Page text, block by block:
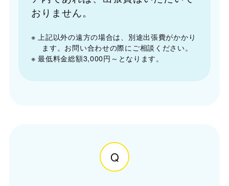
おりません。
※ 上記以外の遠方の場合は、別途出張費がかかり
ます。お問い合わせの際にご相談ください。
※ 最低料金総額3,000円～となります。
Q